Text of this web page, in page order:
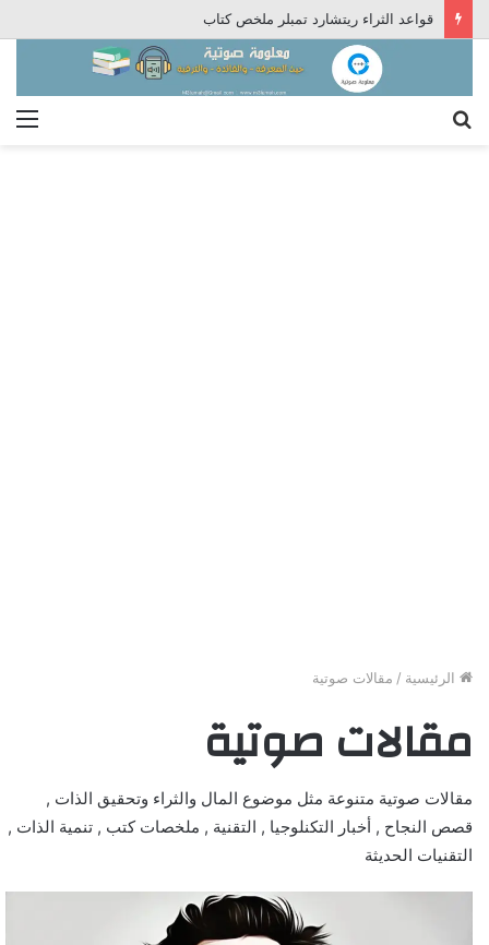
قواعد الثراء ريتشارد تمبلر ملخص كتاب
الرئيسية / مقالات صوتية
مقالات صوتية
مقالات صوتية متنوعة مثل موضوع المال والثراء وتحقيق الذات ,
قصص النجاح , أخبار التكنلوجيا , التقنية , ملخصات كتب , تنمية الذات ,
التقنيات الحديثة